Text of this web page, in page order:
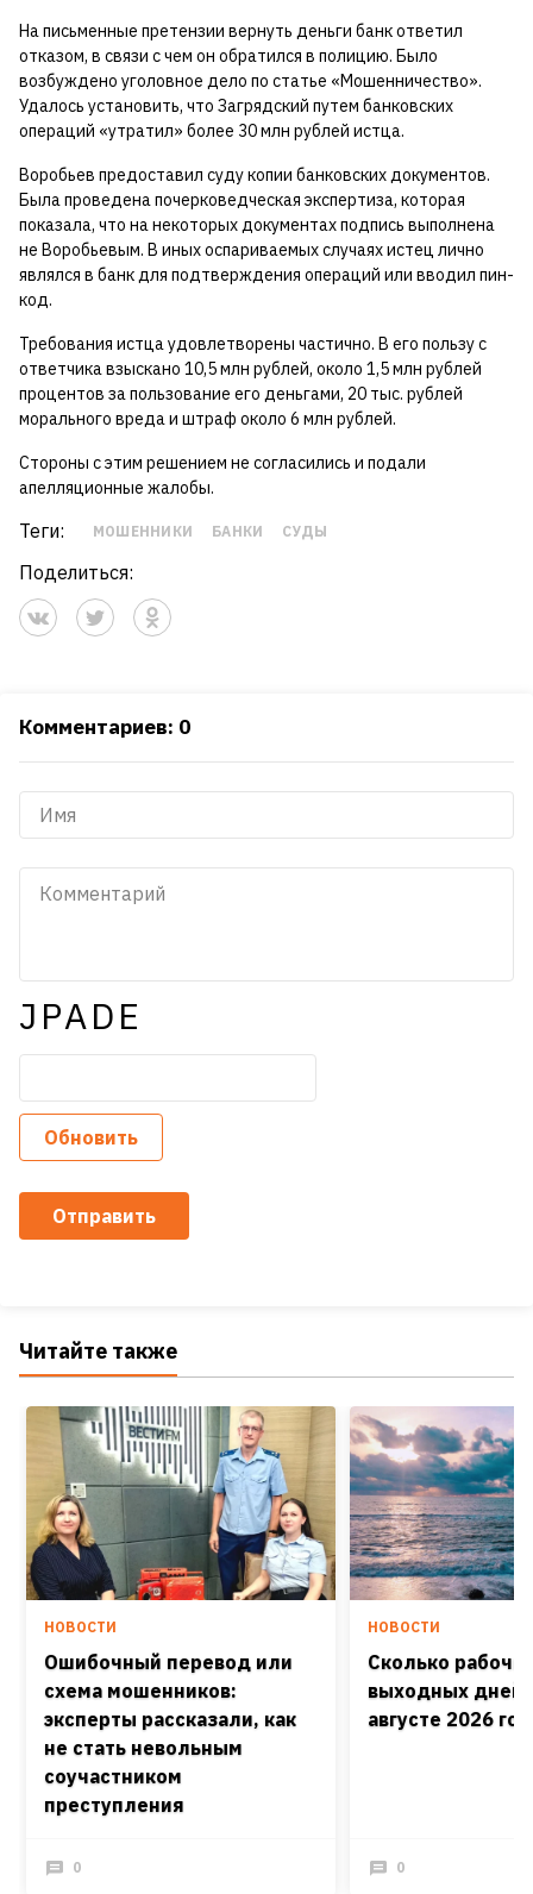
На письменные претензии вернуть деньги банк ответил
отказом, в связи с чем он обратился в полицию. Было
возбуждено уголовное дело по статье «Мошенничество».
Удалось установить, что Загрядский путем банковских
операций «утратил» более 30 млн рублей истца.
Воробьев предоставил суду копии банковских документов.
Была проведена почерковедческая экспертиза, которая
показала, что на некоторых документах подпись выполнена
не Воробьевым. В иных оспариваемых случаях истец лично
являлся в банк для подтверждения операций или вводил пин-
код.
Требования истца удовлетворены частично. В его пользу с
ответчика взыскано 10,5 млн рублей, около 1,5 млн рублей
процентов за пользование его деньгами, 20 тыс. рублей
морального вреда и штраф около 6 млн рублей.
Стороны с этим решением не согласились и подали
апелляционные жалобы.
Теги: МОШЕННИКИ БАНКИ СУДЫ
Поделиться:
Комментариев: 0
JPADE
Обновить
Отправить
Читайте также
НОВОСТИ
Ошибочный перевод или
схема мошенников:
эксперты рассказали, как
не стать невольным
соучастником
преступления
0
НОВОСТИ
Сколько
выходных дней
августе 2026
0